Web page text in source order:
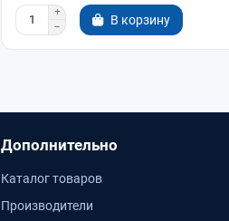
В корзину
Дополнительно
Каталог товаров
Производители